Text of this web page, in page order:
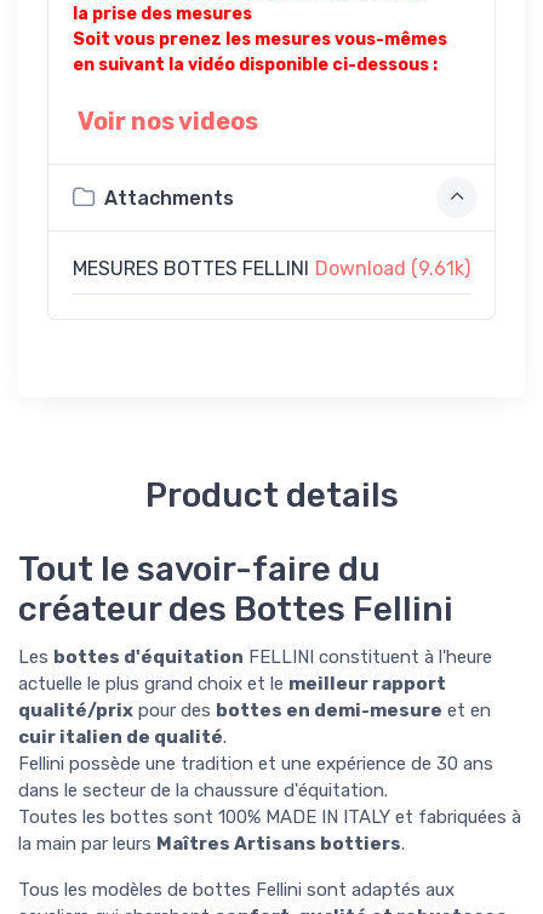
la prise des mesures
Soit vous prenez les mesures vous-mêmes
en suivant la vidéo disponible ci-dessous :
Voir nos videos
Attachments
MESURES BOTTES FELLINI Download (9.61k)
Product details
Tout le savoir-faire du
créateur des Bottes Fellini
Les bottes d'équitation FELLINI constituent à l'heure
actuelle le plus grand choix et le meilleur rapport
qualité/prix pour des bottes en demi-mesure et en
cuir italien de qualité.
Fellini possède une tradition et une expérience de 30 ans
dans le secteur de la chaussure d'équitation.
Toutes les bottes sont 100% MADE IN ITALY et fabriquées à
la main par leurs Maîtres Artisans bottiers.
Tous les modèles de bottes Fellini sont adaptés aux